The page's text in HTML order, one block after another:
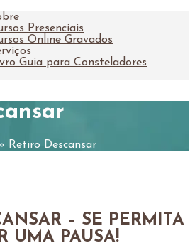
Presenciais
Online Gravados
Guia para Consteladores
» Retiro Descansar
– SE PERMITA
UMA PAUSA!